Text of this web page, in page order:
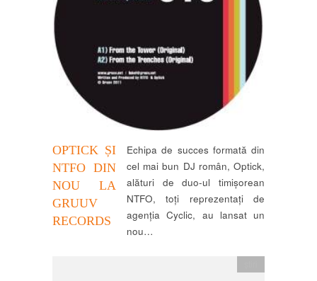
OPTICK ȘI
NTFO DIN
NOU LA
GRUUV
RECORDS
Echipa de succes formată din
cel mai bun DJ român, Optick,
alături de duo-ul timișorean
NTFO, toți reprezentați de
agenția Cyclic, au lansat un
nou…